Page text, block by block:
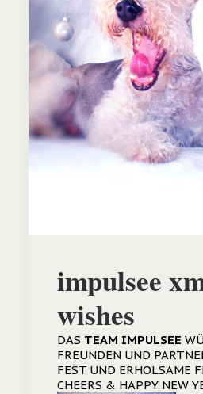
impulsee
wishes
DAS TEAM IMPULSEE
FREUNDEN UND
FEST UND ERHOLSAME
CHEERS & HAPPY NEW